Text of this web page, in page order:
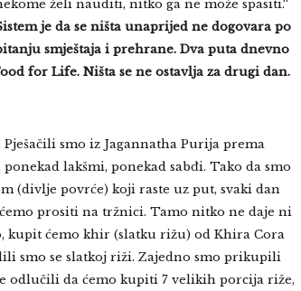
želi nauditi, nitko ga ne može spasiti.“
je da se ništa unaprijed ne dogovara po
smještaja i prehrane. Dva puta dnevno
for Life. Ništa se ne ostavlja za drugi dan.
smo iz Jagannatha Purija prema
lakšmi, ponekad sabđi. Tako da smo
(divlje povrće) koji raste uz put, svaki dan
prositi na tržnici. Tamo nitko ne daje ni
kupit ćemo khir (slatku rižu) od Khira Cora
smo se slatkoj riži. Zajedno smo prikupili
odlučili da ćemo kupiti 7 velikih porcija riže,